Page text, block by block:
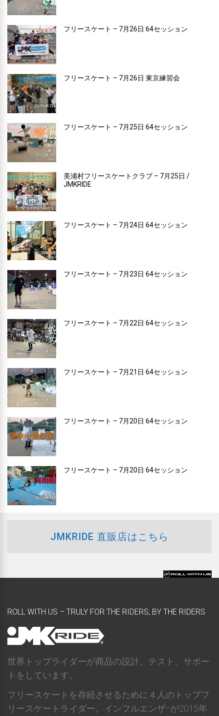
フリースケート – 7月26日 64セッション
フリースケート – 7月26日 東京練習会
フリースケート – 7月25日 64セッション
美浦村フリースケートクラブ – 7月25日 /
JMKRIDE
フリースケート – 7月24日 64セッション
フリースケート – 7月23日 64セッション
フリースケート – 7月22日 64セッション
フリースケート – 7月21日 64セッション
フリースケート – 7月20日 64セッション
フリースケート – 7月20日 64セッション
JMKRIDE 直販店はこちら
ROLL WITH US – TRULY FOR THE RIDERS, BY THE RIDERS
世界トップライダーが商品の設計、テスト、サポー
トをしています。
フリースケートを存続させるために４人のトップフ
リースケートライダー。インフルエンザｰが2015年